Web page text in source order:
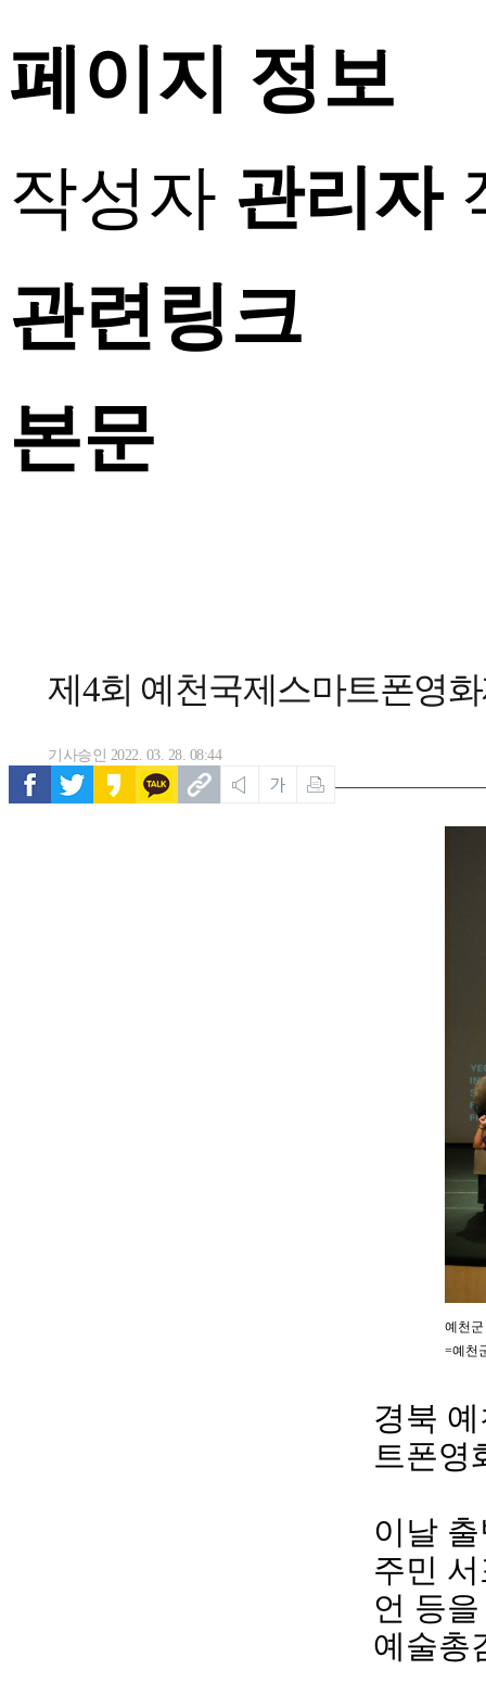
페이지 정보
작성자 관리자
관련링크
본문
제4회 예천국제스마트폰영
기사승인 2022. 03. 28. 08:44
예천
=예천
경북
트폰영
이날
주민
언 등
예술총